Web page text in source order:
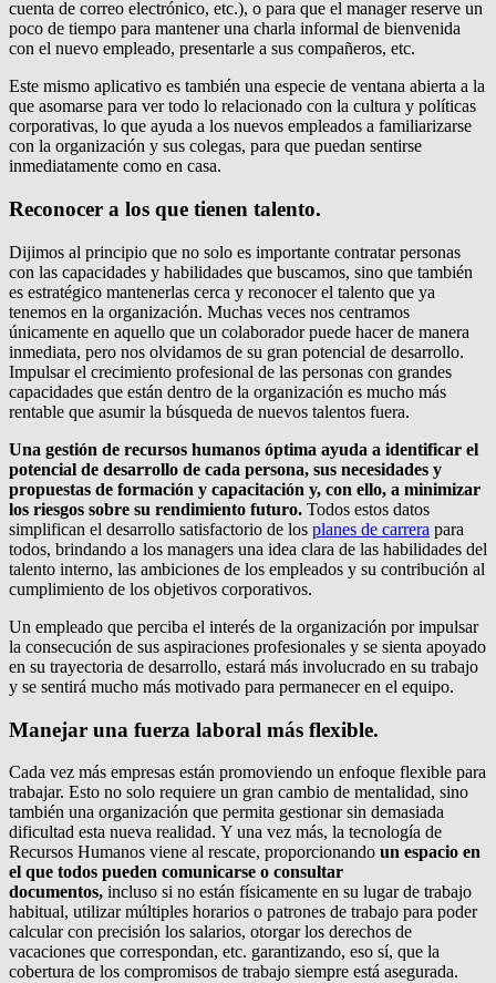
cuenta de correo electrónico, etc.), o para que el manager reserve un
poco de tiempo para mantener una charla informal de bienvenida
con el nuevo empleado, presentarle a sus compañeros, etc.
Este mismo aplicativo es también una especie de ventana abierta a la
que asomarse para ver todo lo relacionado con la cultura y políticas
corporativas, lo que ayuda a los nuevos empleados a familiarizarse
con la organización y sus colegas, para que puedan sentirse
inmediatamente como en casa.
Reconocer a los que tienen talento.
Dijimos al principio que no solo es importante contratar personas
con las capacidades y habilidades que buscamos, sino que también
es estratégico mantenerlas cerca y reconocer el talento que ya
tenemos en la organización. Muchas veces nos centramos
únicamente en aquello que un colaborador puede hacer de manera
inmediata, pero nos olvidamos de su gran potencial de desarrollo.
Impulsar el crecimiento profesional de las personas con grandes
capacidades que están dentro de la organización es mucho más
rentable que asumir la búsqueda de nuevos talentos fuera.
Una gestión de recursos humanos óptima ayuda a identificar el
potencial de desarrollo de cada persona, sus necesidades y
propuestas de formación y capacitación y, con ello, a minimizar
los riesgos sobre su rendimiento futuro. Todos estos datos
simplifican el desarrollo satisfactorio de los planes de carrera para
todos, brindando a los managers una idea clara de las habilidades del
talento interno, las ambiciones de los empleados y su contribución al
cumplimiento de los objetivos corporativos.
Un empleado que perciba el interés de la organización por impulsar
la consecución de sus aspiraciones profesionales y se sienta apoyado
en su trayectoria de desarrollo, estará más involucrado en su trabajo
y se sentirá mucho más motivado para permanecer en el equipo.
Manejar una fuerza laboral más flexible.
Cada vez más empresas están promoviendo un enfoque flexible para
trabajar. Esto no solo requiere un gran cambio de mentalidad, sino
también una organización que permita gestionar sin demasiada
dificultad esta nueva realidad. Y una vez más, la tecnología de
Recursos Humanos viene al rescate, proporcionando un espacio en
el que todos pueden comunicarse o consultar
documentos, incluso si no están físicamente en su lugar de trabajo
habitual, utilizar múltiples horarios o patrones de trabajo para poder
calcular con precisión los salarios, otorgar los derechos de
vacaciones que correspondan, etc. garantizando, eso sí, que la
cobertura de los compromisos de trabajo siempre está asegurada.